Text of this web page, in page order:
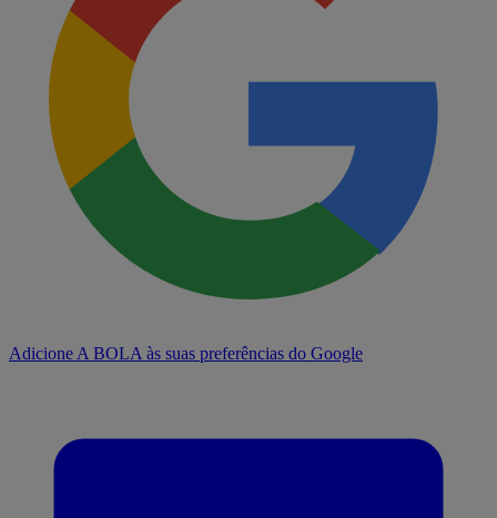
Adicione A BOLA às suas preferências do Google